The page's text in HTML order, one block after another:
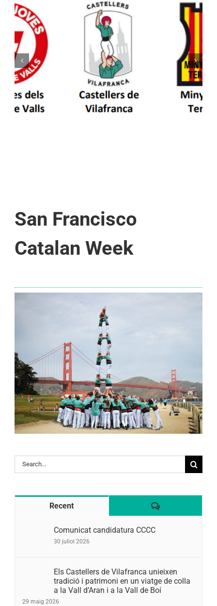
Els Castellers de Vilafranca unieixen tradició i
patrimoni en un viatge de colla a la Vall
d’Aran i a la Vall de Boí
San Francisco
Catalan Week
Search
for:
Recent Comentaris
Comunicat candidatura CCCC
30 juliol 2026
Els Castellers de Vilafranca unieixen
tradició i patrimoni en un viatge de colla
a la Vall d’Aran i a la Vall de Boí
29 maig 2026